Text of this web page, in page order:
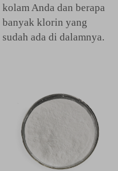
kolam Anda dan berapa
banyak klorin yang
sudah ada di dalamnya.